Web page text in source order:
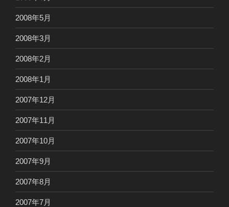
2008年5月
2008年3月
2008年2月
2008年1月
2007年12月
2007年11月
2007年10月
2007年9月
2007年8月
2007年7月